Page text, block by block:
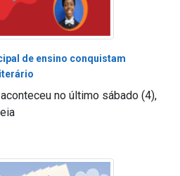
de ensino conquistam
no último sábado (4),